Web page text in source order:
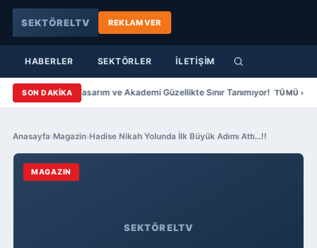
SEKTÖRELTV REKLAM VER
HABERLER SEKTÖRLER İLETİŞİM
SON DAKİKA
Yazıcıer Saç Tasarım ve Akademi Güzellikte Sınır Tanımıyor! Şenol
TÜMÜ ›
Anasayfa›Magazin›Hadise Nikah Yolunda İlk Büyük Adımı Attı…!!
SEKTÖRELTV
MAGAZIN